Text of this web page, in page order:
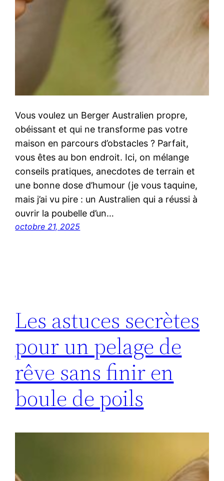
Vous voulez un Berger Australien propre,
obéissant et qui ne transforme pas votre
maison en parcours d’obstacles ? Parfait,
vous êtes au bon endroit. Ici, on mélange
conseils pratiques, anecdotes de terrain et
une bonne dose d’humour (je vous taquine,
mais j’ai vu pire : un Australien qui a réussi à
ouvrir la poubelle d’un…
octobre 21, 2025
Les astuces secrètes
pour un pelage de
rêve sans finir en
boule de poils